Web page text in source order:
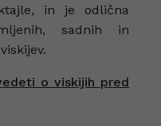
in je odlična
sadnih in
o viskijih pred